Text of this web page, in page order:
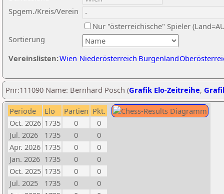
Sortierung
Spgem./Kreis/Verein
Nur "österreichische" Spieler
Vereinslisten:Wien Niederösterreich Burgenland
Pnr:111090 Name: Bernhard Posch (Grafik Elo-Zeitreihe,
Periode Elo Partien Pkt.
Oct. 2026 1735 0
0
Jul. 2026
1735 0
0
Apr. 2026 1735 0
0
Jan. 2026 1735 0
0
Oct. 2025 1735 0
0
Jul. 2025
1735 0
0